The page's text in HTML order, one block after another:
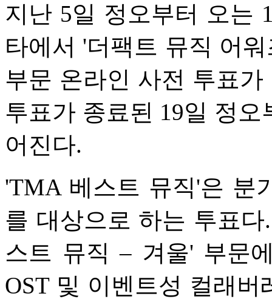
지난 5일 정오부터 오는
타에서 '더팩트 뮤직 어
부문 온라인 사전 투표
투표가 종료된 19일 정
어진다.
'TMA 베스트 뮤직'은 분
를 대상으로 하는 투표
스트 뮤직 – 겨울' 부문
OST 및 이벤트성 컬래